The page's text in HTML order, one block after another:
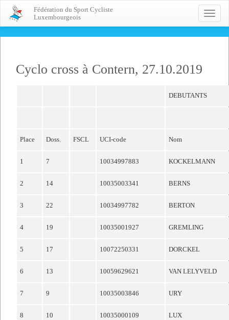
Toggle
Fédération du Sport Cycliste
Luxembourgeois
Cyclo cross à Contern, 27.10.2019
DEBUTANTS
Place Doss. FSCL UCI-code Nom
1 7 10034997883 KOCKELMANN
2 14 10035003341 BERNS
3 22 10034997782 BERTON
4 19 10035001927 GREMLING
5 17 10072250331 DORCKEL
6 13 10059629621 VAN LELYVELD
7 9 10035003846 URY
8 10 10035000109 LUX